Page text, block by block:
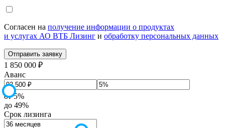
Согласен на получение информации о продуктах
и услугах АО ВТБ Лизинг и обработку персональных данных
1 850 000 ₽
Аванс
от 5%
до 49%
Срок лизинга